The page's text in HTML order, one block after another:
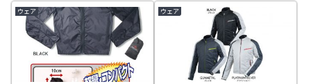
ウェア ウェア